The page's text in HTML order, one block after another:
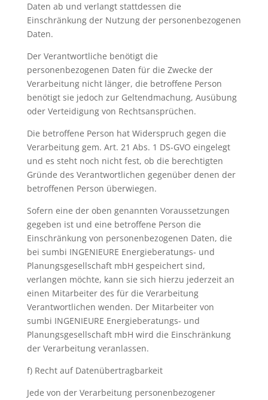
Daten ab und verlangt stattdessen die
Einschränkung der Nutzung der personenbezogenen
Daten.
Der Verantwortliche benötigt die
personenbezogenen Daten für die Zwecke der
Verarbeitung nicht länger, die betroffene Person
benötigt sie jedoch zur Geltendmachung, Ausübung
oder Verteidigung von Rechtsansprüchen.
Die betroffene Person hat Widerspruch gegen die
Verarbeitung gem. Art. 21 Abs. 1 DS-GVO eingelegt
und es steht noch nicht fest, ob die berechtigten
Gründe des Verantwortlichen gegenüber denen der
betroffenen Person überwiegen.
Sofern eine der oben genannten Voraussetzungen
gegeben ist und eine betroffene Person die
Einschränkung von personenbezogenen Daten, die
bei sumbi INGENIEURE Energieberatungs- und
Planungsgesellschaft mbH gespeichert sind,
verlangen möchte, kann sie sich hierzu jederzeit an
einen Mitarbeiter des für die Verarbeitung
Verantwortlichen wenden. Der Mitarbeiter von
sumbi INGENIEURE Energieberatungs- und
Planungsgesellschaft mbH wird die Einschränkung
der Verarbeitung veranlassen.
f) Recht auf Datenübertragbarkeit
Jede von der Verarbeitung personenbezogener